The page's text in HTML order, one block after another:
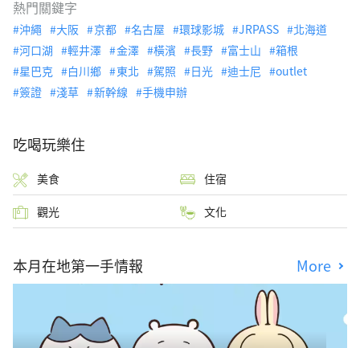
熱門關鍵字
沖繩 大阪 京都 名古屋 環球影城 JRPASS
北海道
河口湖
輕井澤 金澤 橫濱 長野 富士山
箱根
星巴克
白川鄉 東北 駕照 日光 迪士尼
outlet
簽證
淺草 新幹線 手機申辦
吃喝玩樂住
美食 住宿
觀光 文化
本月在地第一手情報 More